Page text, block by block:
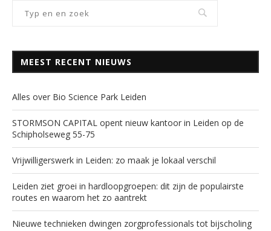
MEEST RECENT NIEUWS
Alles over Bio Science Park Leiden
STORMSON CAPITAL opent nieuw kantoor in Leiden op de
Schipholseweg 55-75
Vrijwilligerswerk in Leiden: zo maak je lokaal verschil
Leiden ziet groei in hardloopgroepen: dit zijn de populairste
routes en waarom het zo aantrekt
Nieuwe technieken dwingen zorgprofessionals tot bijscholing